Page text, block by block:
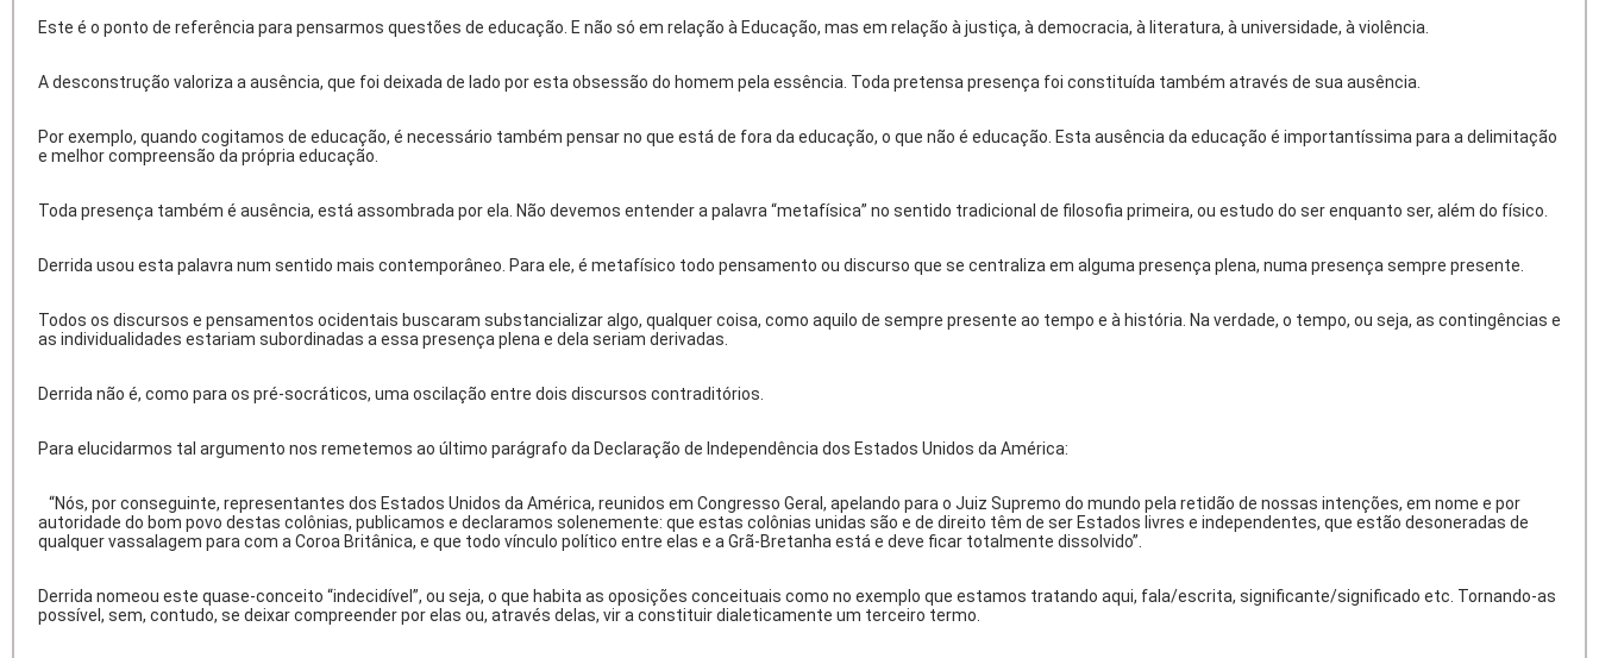
Este é o ponto de referência para pensarmos questões de educação. E não só em relação à Educação, mas em relação à justiça, à democracia, à literatura, à universidade, à violência.
A desconstrução valoriza a ausência, que foi deixada de lado por esta obsessão do homem pela essência. Toda pretensa presença foi constituída também através de sua ausência.
Por exemplo, quando cogitamos de educação, é necessário também pensar no que está de fora da educação, o que não é educação. Esta ausência da educação é importantíssima para a delimitação
e melhor compreensão da própria educação.
Toda presença também é ausência, está assombrada por ela. Não devemos entender a palavra “metafísica” no sentido tradicional de filosofia primeira, ou estudo do ser enquanto ser, além do físico.
Derrida usou esta palavra num sentido mais contemporâneo. Para ele, é metafísico todo pensamento ou discurso que se centraliza em alguma presença plena, numa presença sempre presente.
Todos os discursos e pensamentos ocidentais buscaram substancializar algo, qualquer coisa, como aquilo de sempre presente ao tempo e à história. Na verdade, o tempo, ou seja, as contingências e
as individualidades estariam subordinadas a essa presença plena e dela seriam derivadas.
Derrida não é, como para os pré-socráticos, uma oscilação entre dois discursos contraditórios.
Para elucidarmos tal argumento nos remetemos ao último parágrafo da Declaração de Independência dos Estados Unidos da América:
“Nós, por conseguinte, representantes dos Estados Unidos da América, reunidos em Congresso Geral, apelando para o Juiz Supremo do mundo pela retidão de nossas intenções, em nome e por
autoridade do bom povo destas colônias, publicamos e declaramos solenemente: que estas colônias unidas são e de direito têm de ser Estados livres e independentes, que estão desoneradas de
qualquer vassalagem para com a Coroa Britânica, e que todo vínculo político entre elas e a Grã-Bretanha está e deve ficar totalmente dissolvido”.
Derrida nomeou este quase-conceito “indecidível”, ou seja, o que habita as oposições conceituais como no exemplo que estamos tratando aqui, fala/escrita, significante/significado etc. Tornando-as
possível, sem, contudo, se deixar compreender por elas ou, através delas, vir a constituir dialeticamente um terceiro termo.